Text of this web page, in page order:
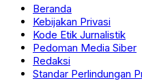
Beranda
Kebijakan Privasi
Kode Etik Jurnalistik
Pedoman Media Siber
Redaksi
Standar Perlindungan